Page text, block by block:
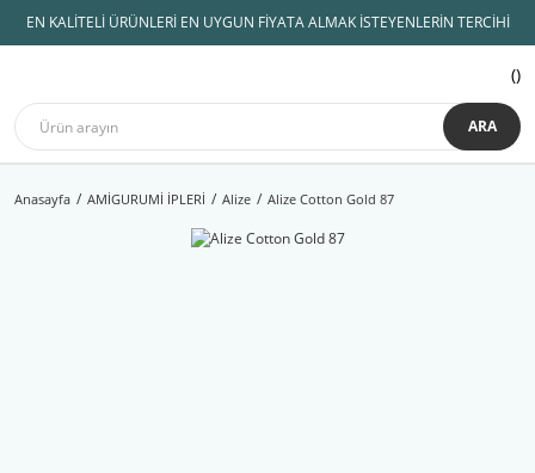
EN KALİTELİ ÜRÜNLERİ EN UYGUN FİYATA ALMAK İSTEYENLERİN TERCİHİ
ARA
Anasayfa AMİGURUMİ İPLERİ Alize Alize Cotton Gold 87